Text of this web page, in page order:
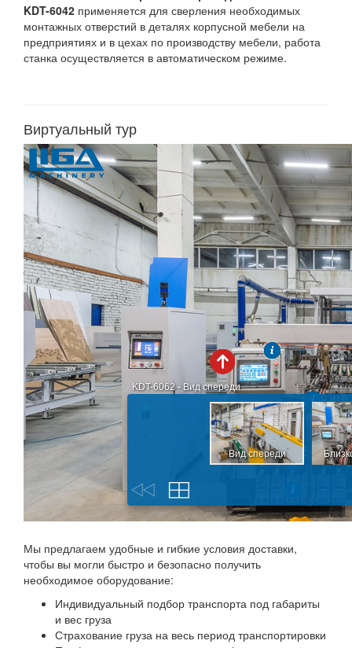
KDT-6042 применяется для сверления необходимых
монтажных отверстий в деталях корпусной мебели на
предприятиях и в цехах по производству мебели, работа
станка осуществляется в автоматическом режиме.
Виртуальный тур
Мы предлагаем удобные и гибкие условия доставки,
чтобы вы могли быстро и безопасно получить
необходимое оборудование:
Индивидуальный подбор транспорта под габариты
и вес груза
Страхование груза на весь период транспортировки